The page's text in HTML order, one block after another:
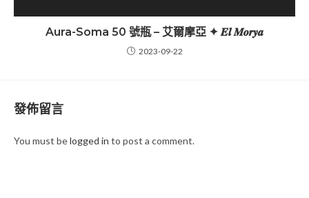
Aura-Soma 50 號瓶 – 艾爾摩亞 ✦ 𝑬𝒍 𝑴𝒐𝒓𝒚𝒂
2023-09-22
發佈留言
You must belogged in to post a comment.